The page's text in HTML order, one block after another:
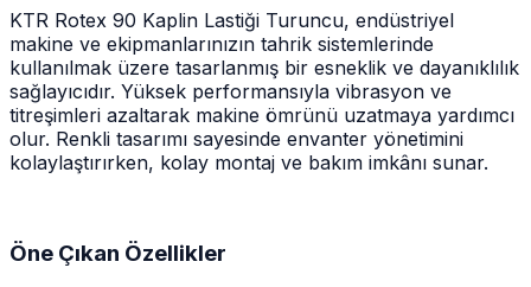
KTR Rotex 90 Kaplin Lastiği Turuncu, endüstriyel
makine ve ekipmanlarınızın tahrik sistemlerinde
kullanılmak üzere tasarlanmış bir esneklik ve dayanıklılık
sağlayıcıdır. Yüksek performansıyla vibrasyon ve
titreşimleri azaltarak makine ömrünü uzatmaya yardımcı
olur. Renkli tasarımı sayesinde envanter yönetimini
kolaylaştırırken, kolay montaj ve bakım imkânı sunar.
Öne Çıkan Özellikler